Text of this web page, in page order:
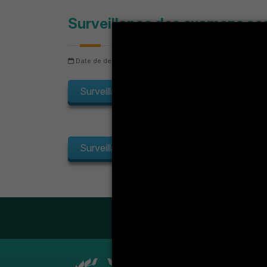
Surveillance des examens
Date de dernière mise à jour: dimanche 9 août 2026
Surveillance des examens session
Surveillance des examens session